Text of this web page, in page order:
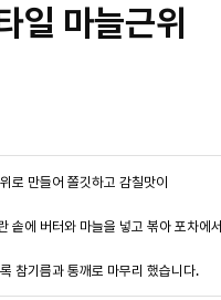
일 마늘근위
로 만들어 쫄깃하고 감칠맛이
솥에 버터와 마늘을 넣고 볶아 포차에서
참기름과 통깨로 마무리 했습니다.